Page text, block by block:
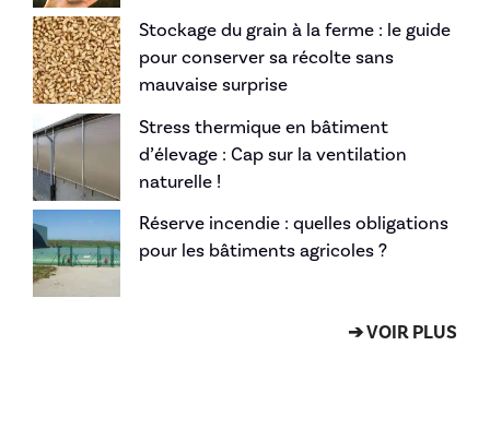
Stockage du grain à la ferme : le guide
pour conserver sa récolte sans
mauvaise surprise
Stress thermique en bâtiment
d’élevage : Cap sur la ventilation
naturelle !
Réserve incendie : quelles obligations
pour les bâtiments agricoles ?
➔ VOIR PLUS